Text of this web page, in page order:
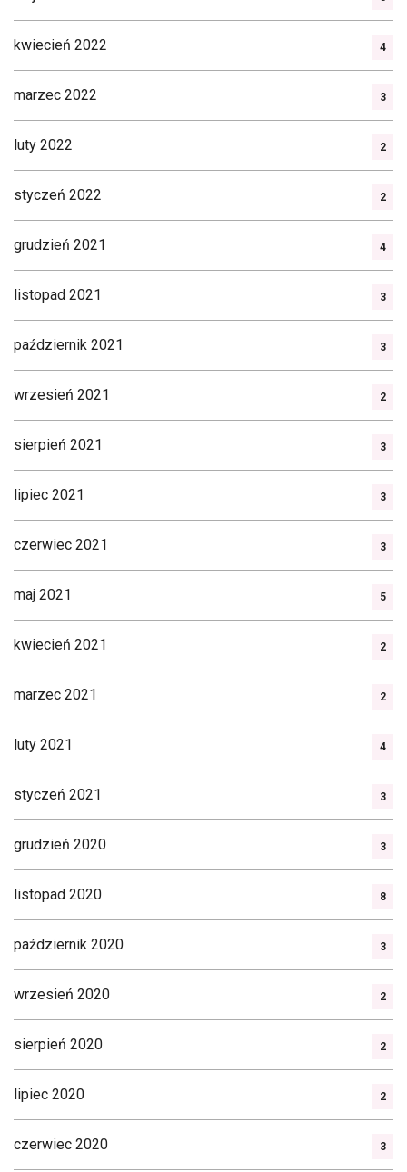
kwiecień 2022 4
marzec 2022 3
luty 2022 2
styczeń 2022 2
grudzień 2021 4
listopad 2021 3
październik 2021 3
wrzesień 2021 2
sierpień 2021 3
lipiec 2021 3
czerwiec 2021 3
maj 2021 5
kwiecień 2021 2
marzec 2021 2
luty 2021 4
styczeń 2021 3
grudzień 2020 3
listopad 2020 8
październik 2020 3
wrzesień 2020 2
sierpień 2020 2
lipiec 2020 2
czerwiec 2020 3